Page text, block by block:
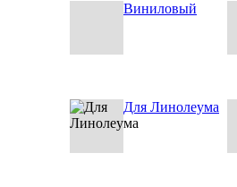
Виниловый
Для Линолеума